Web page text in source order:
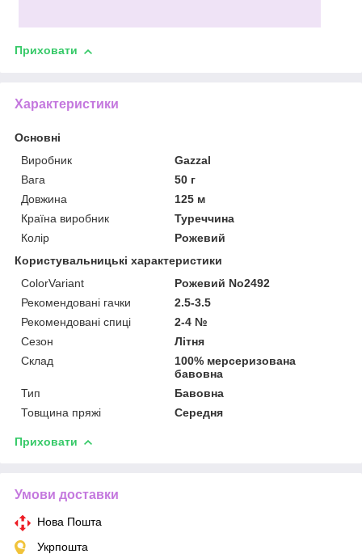
Приховати
Характеристики
Основні
Виробник
Gazzal
Вага
50 г
Довжина
125 м
Країна виробник
Туреччина
Колір
Рожевий
Користувальницькі характеристики
ColorVariant
Рожевий No2492
Рекомендовані гачки
2.5-3.5
Рекомендовані спиці
2-4 №
Сезон
Літня
Склад
100% мерсеризована
бавовна
Тип
Бавовна
Товщина пряжі
Середня
Приховати
Умови доставки
Нова Пошта
Укрпошта